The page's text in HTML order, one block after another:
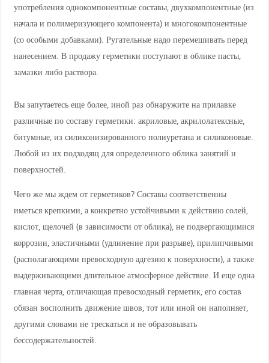
употребления однокомпонентные составы, двухкомпонентные (из
начала и полимеризующего компонента) и многокомпонентные
(со особыми добавками). Ругательные надо перемешивать перед
нанесением. В продажу герметики поступают в облике пасты,
замазки либо раствора.
Вы запутаетесь еще более, иной раз обнаружите на прилавке
различные по составу герметики: акриловые, акрилолатексные,
битумные, из силиконизированного полиуретана и силиконовые.
Любой из их подходящ для определенного облика занятий и
поверхностей.
Чего же мы ждем от герметиков? Составы соответственны
иметься крепкими, а конкретно устойчивыми к действию солей,
кислот, щелочей (в зависимости от облика), не подвергающимися
коррозии, эластичными (удлинение при разрыве), прилипчивыми
(располагающими превосходную адгезию к поверхности), а также
выдерживающими длительное атмосферное действие. И еще одна
главная черта, отличающая превосходный герметик, его состав
обязан восполнить движение швов, тот или иной он наполняет,
другими словами не трескаться и не образовывать
бессодержательностей.